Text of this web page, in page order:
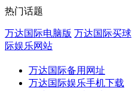
热门话题
万达国际电脑版 万达国际买球
际娱乐网站
万达国际备用网址
万达国际娱乐手机下载